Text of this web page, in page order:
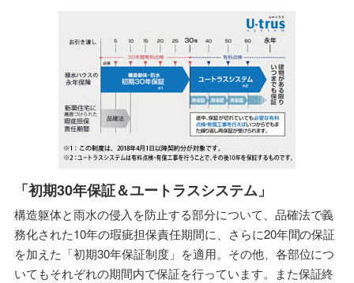
「初期30年保証＆ユートラスシステム」
構造躯体と雨水の侵入を防止する部分について、品確法で義
務化された10年の瑕疵担保責任期間に、さらに20年間の保証
を加えた「初期30年保証制度」を適用。その他、各部位につ
いてもそれぞれの期間内で保証を行っています。また保証終